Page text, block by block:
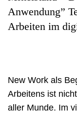
Beratung &
Anwendung”
Arbeiten im
New Work als
Arbeitens ist
aller Munde. Im